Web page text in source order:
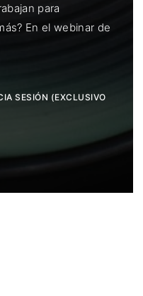
para
En el webinar de
SESIÓN (EXCLUSIVO